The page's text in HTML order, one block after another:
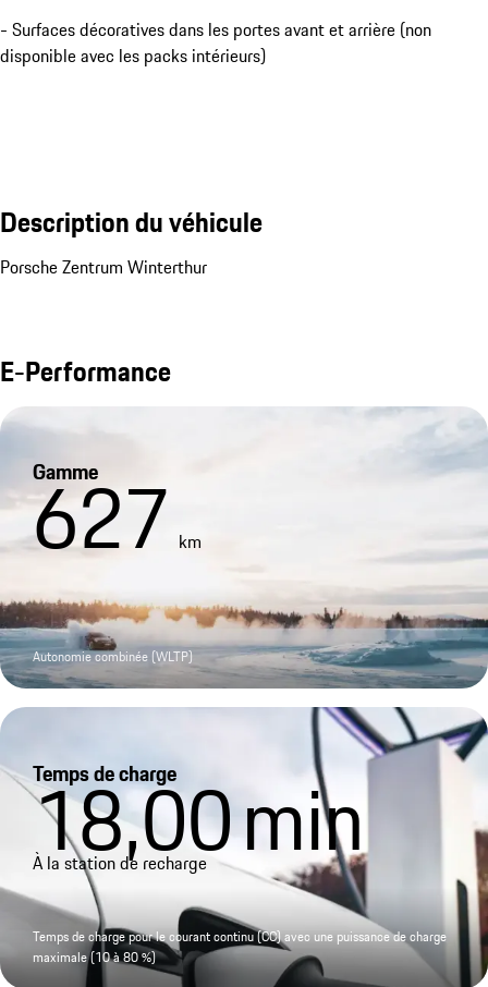
- Surfaces décoratives dans les portes avant et arrière (non
disponible avec les packs intérieurs)
Description du véhicule
Porsche Zentrum Winterthur
E-Performance
Gamme
627 km
Autonomie combinée (WLTP)
Temps de charge
18,00min
À la station de recharge
Temps de charge pour le courant continu (CC) avec une puissance de charge
maximale (10 à 80 %)